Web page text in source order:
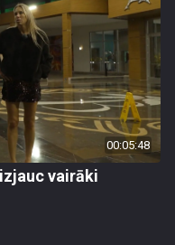
00:05:48
vairāki